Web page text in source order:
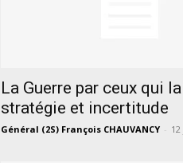
La Guerre par ceux qui
stratégie et incertitude
Général (2S) François CHAUVANCY -